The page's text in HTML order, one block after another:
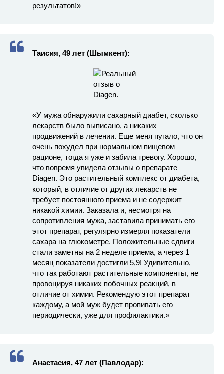
результатов!»
Таисия, 49 лет (Шымкент):
«У мужа обнаружили сахарный диабет, сколько
лекарств было выписано, а никаких
продвижений в лечении. Еще меня пугало, что он
очень похудел при нормальном пищевом
рационе, тогда я уже и забила тревогу. Хорошо,
что вовремя увидела отзывы о препарате
Diagen. Это растительный комплекс от диабета,
который, в отличие от других лекарств не
требует постоянного приема и не содержит
никакой химии. Заказала и, несмотря на
сопротивления мужа, заставила принимать его
этот препарат, регулярно измеряя показатели
сахара на глюкометре. Положительные сдвиги
стали заметны на 2 неделе приема, а через 1
месяц показатели достигли 5,9! Удивительно,
что так работают растительные компоненты, не
провоцируя никаких побочных реакций, в
отличие от химии. Рекомендую этот препарат
каждому, а мой муж будет пропивать его
периодически, уже для профилактики.»
Анастасия, 47 лет (Павлодар):